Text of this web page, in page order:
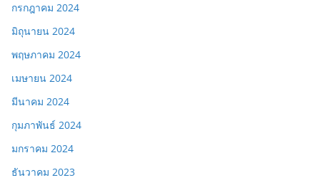
กรกฎาคม 2024
มิถุนายน 2024
พฤษภาคม 2024
เมษายน 2024
มีนาคม 2024
กุมภาพันธ์ 2024
มกราคม 2024
ธันวาคม 2023